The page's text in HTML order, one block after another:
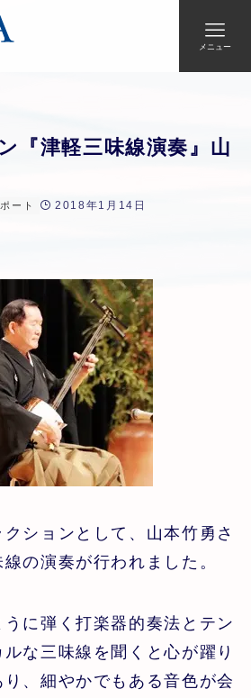
メニュー
『津軽三味線演奏』山
ート 2018年1月14日
ションとして、山本竹勇さ
の演奏が行われました。
に弾く打楽器的奏法とテン
な三味線を聞くと心が躍り
り、細やかでもある音色が会